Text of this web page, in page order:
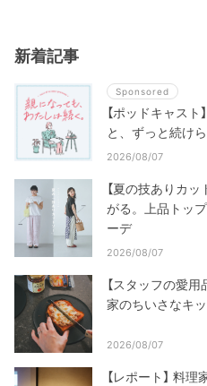
新着記事
Sponsored
【ポッドキャス
と、ずっと続けら
2026/08/07
【夏の技ありカ
がる。上品トッ
ーデ
2026/08/07
【スタッフの愛
家のちいさなキ
2026/08/07
【レポート】 料